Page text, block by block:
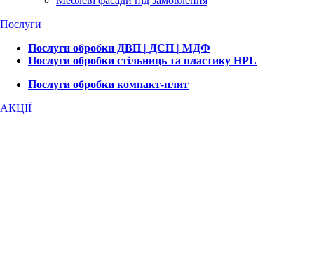
Послуги
Послуги обробки ДВП | ДСП | МДФ
Послуги обробки стільниць та пластику HPL
Послуги обробки компакт-плит
АКЦІЇ